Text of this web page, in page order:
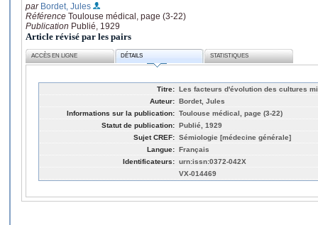
par Bordet, Jules
Référence Toulouse médical, page (3-22)
Publication Publié, 1929
Article révisé par les pairs
ACCÈS EN LIGNE DÉTAILS STATISTIQUES
Titre: Les facteurs d'évolution des cultures
Auteur: Bordet, Jules
Informations sur la publication: Toulouse médical, page (3-22)
Statut de publication: Publié, 1929
Sujet CREF: Sémiologie [médecine générale]
Langue: Français
Identificateurs: urn:issn:0372-042X
VX-014469